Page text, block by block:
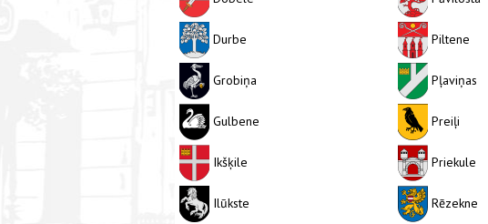
Durbe
Grobiņa
Gulbene
Ikšķile
Ilūkste
Piltene
Pļaviņas
Preiļi
Priekule
Rēzekne